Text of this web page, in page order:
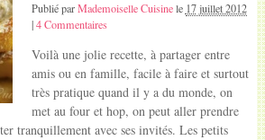
Publié parMademoiselle Cuisinele 17 juillet 2012
|4 Commentaires
Voilà une jolie recette, à partager entre
amis ou en famille, facile à faire et surtout
très pratique quand il y a du monde, on
met au four et hop, on peut aller prendre
tranquillement avec ses invités. Les petits